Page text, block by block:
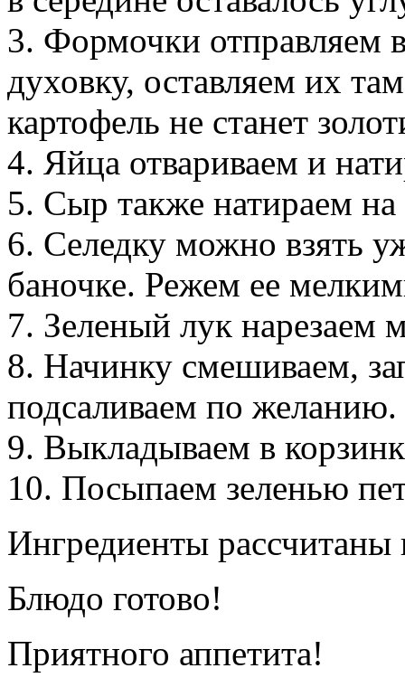
3. Формочки отправляем
духовку, оставляем их
картофель не станет
4. Яйца отвариваем и
5. Сыр также натираем на
6. Селедку можно взять
баночке. Режем ее
7. Зеленый лук нарезаем
8. Начинку смешиваем,
подсаливаем по желанию.
9. Выкладываем в
10. Посыпаем зеленью
Ингредиенты рассчитаны
Блюдо готово!
Приятного аппетита!